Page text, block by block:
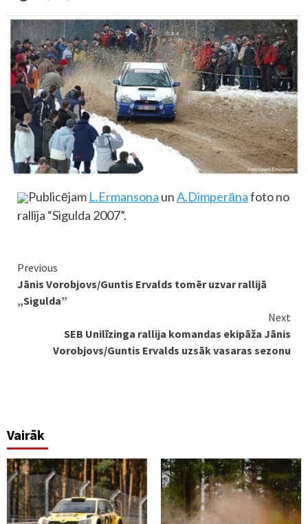
Publicējam L.Ermansona unA.Dimperānafoto no
rallija “Sigulda 2007”.
Continue
Reading
Previous
Jānis Vorobjovs/Guntis Ervalds tomēr uzvar rallijā
„Sigulda”
Next
SEB Unilīzinga rallija komandas ekipāža Jānis
Vorobjovs/Guntis Ervalds uzsāk vasaras sezonu
Vairāk